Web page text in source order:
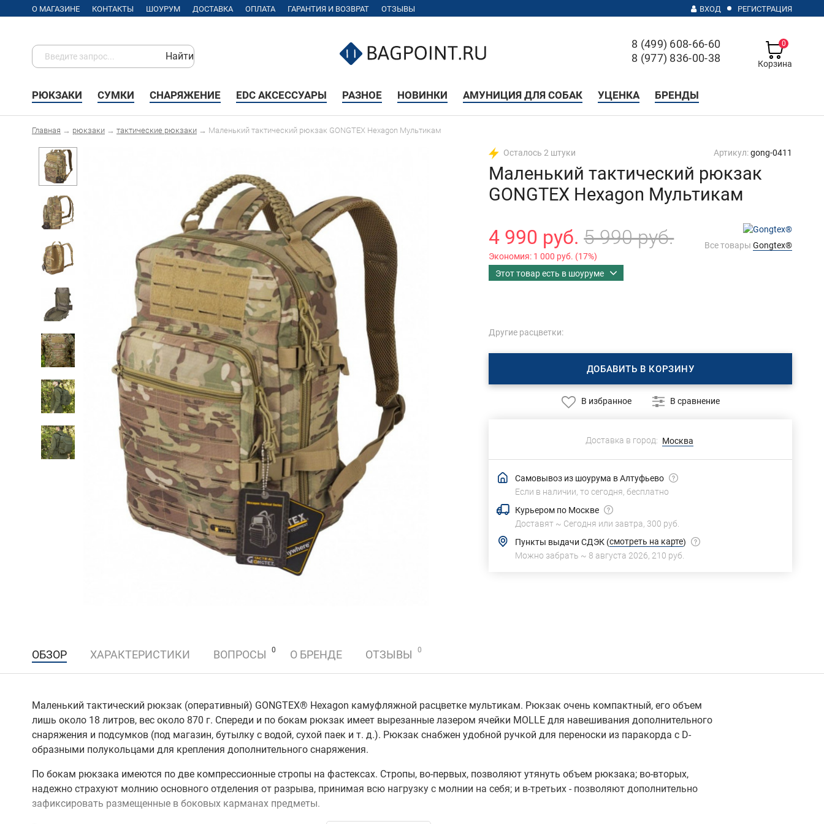
О МАГАЗИНЕ КОНТАКТЫ ШОУРУМ ДОСТАВКА ОПЛАТА ГАРАНТИЯ И ВОЗВРАТ ОТЗЫВЫ ВХОД РЕГИСТРАЦИЯ
Найти
8 (499) 608-66-60
8 (977) 836-00-38
Корзина
0
РЮКЗАКИ СУМКИ СНАРЯЖЕНИЕ EDC АКСЕССУАРЫ РАЗНОЕ НОВИНКИ АМУНИЦИЯ ДЛЯ СОБАК УЦЕНКА БРЕНДЫ
Главная → рюкзаки → тактические рюкзаки → Маленький тактический рюкзак GONGTEX Hexagon Мультикам
Осталось 2 штуки Артикул:gong-0411
Маленький тактический рюкзак
GONGTEX Hexagon Мультикам
4 990 руб. 5 990 руб.
Экономия: 1 000 руб. (17%)
Этот товар есть в шоуруме
Все товары Gongtex®
Другие расцветки:
ДОБАВИТЬ В КОРЗИНУ
В избранное В сравнение
Доставка в город: Москва
Самовывоз из шоурума в Алтуфьево
Если в наличии, то сегодня, бесплатно
Курьером по Москве
Доставят ~ Сегодня или завтра, 300 руб.
Пункты выдачи СДЭК (смотреть на карте)
Можно забрать ~ 8 августа 2026 210 руб.
ОБЗОР ХАРАКТЕРИСТИКИ ВОПРОСЫ 0 О БРЕНДЕ ОТЗЫВЫ 0
Маленький тактический рюкзак (оперативный) GONGTEX® Hexagon камуфляжной расцветке мультикам. Рюкзак очень компактный, его объем
лишь около 18 литров, вес около 870 г. Спереди и по бокам рюкзак имеет вырезанные лазером ячейки MOLLE для навешивания дополнительного
снаряжения и подсумков (под магазин, бутылку с водой, сухой паек и т. д.). Рюкзак снабжен удобной ручкой для переноски из паракорда с D-
образными полукольцами для крепления дополнительного снаряжения.
По бокам рюкзака имеются по две компрессионные стропы на фастексах. Стропы, во-первых, позволяют утянуть объем рюкзака; во-вторых,
надежно страхуют молнию основного отделения от разрыва, принимая всю нагрузку с молнии на себя; и в-третьих - позволяют дополнительно
зафиксировать размещенные в боковых карманах предметы.